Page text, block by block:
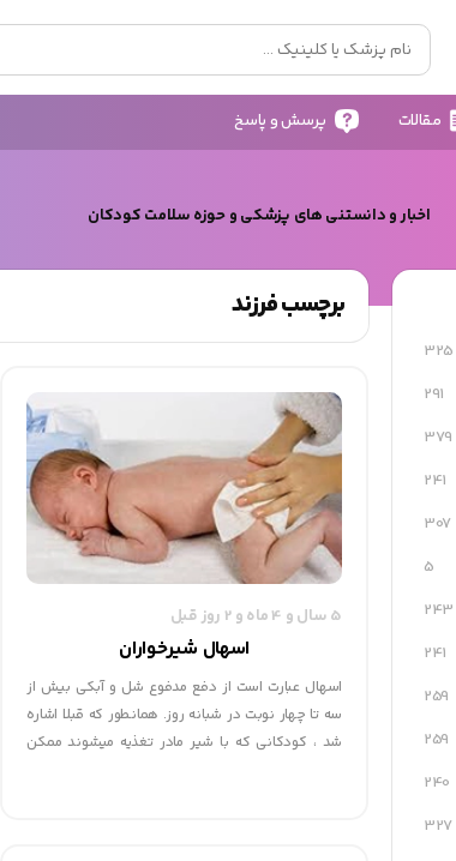
مقالات پرسش و پاسخ
اخبار و دانستنی های پزشکی و حوزه سلامت کودکان
325
291
379
241
307
5
243
241
259
259
240
327
برچسب فرزند
5 سال و 4 ماه و 2 روز قبل
اسهال شیرخواران
اسهال عبارت است از دفع مدفوع شل و آبکی بیش از
سه تا چهار نوبت در شبانه روز. همان‏طور که قبلا اشاره
شد ، کودکانی که با شیر مادر تغذیه می‏شوند ممکن